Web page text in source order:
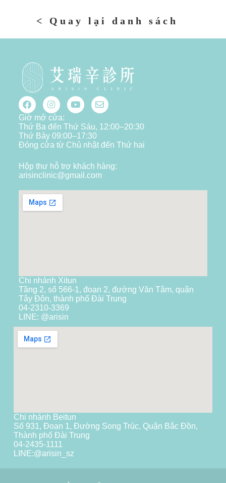
< Quay lại danh sách
Giờ mở cửa:
Thứ Ba đến Thứ Sáu, 12:00–20:30
Thứ Bảy 09:00–17:30
Đóng cửa từ Chủ nhật đến Thứ hai
Hộp thư hỗ trợ khách hàng:
arisinclinic@gmail.com
Chi nhánh Xitun
Tầng 2, số 566-1, đoạn 2, đường Văn Tâm, quận
Tây Đôn, thành phố Đài Trung
04-2310-3369
LINE: @arisin
Chi nhánh Beitun
Số 931, Đoạn 1, Đường Song Trúc, Quận Bắc Đồn,
Thành phố Đài Trung
04-2435-1111
LINE:@arisin_sz